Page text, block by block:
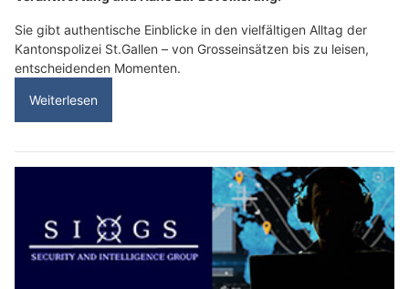
Sie gibt authentische Einblicke in den vielfältigen Alltag der
Kantonspolizei St.Gallen – von Grosseinsätzen bis zu leisen,
entscheidenden Momenten.
Weiterlesen